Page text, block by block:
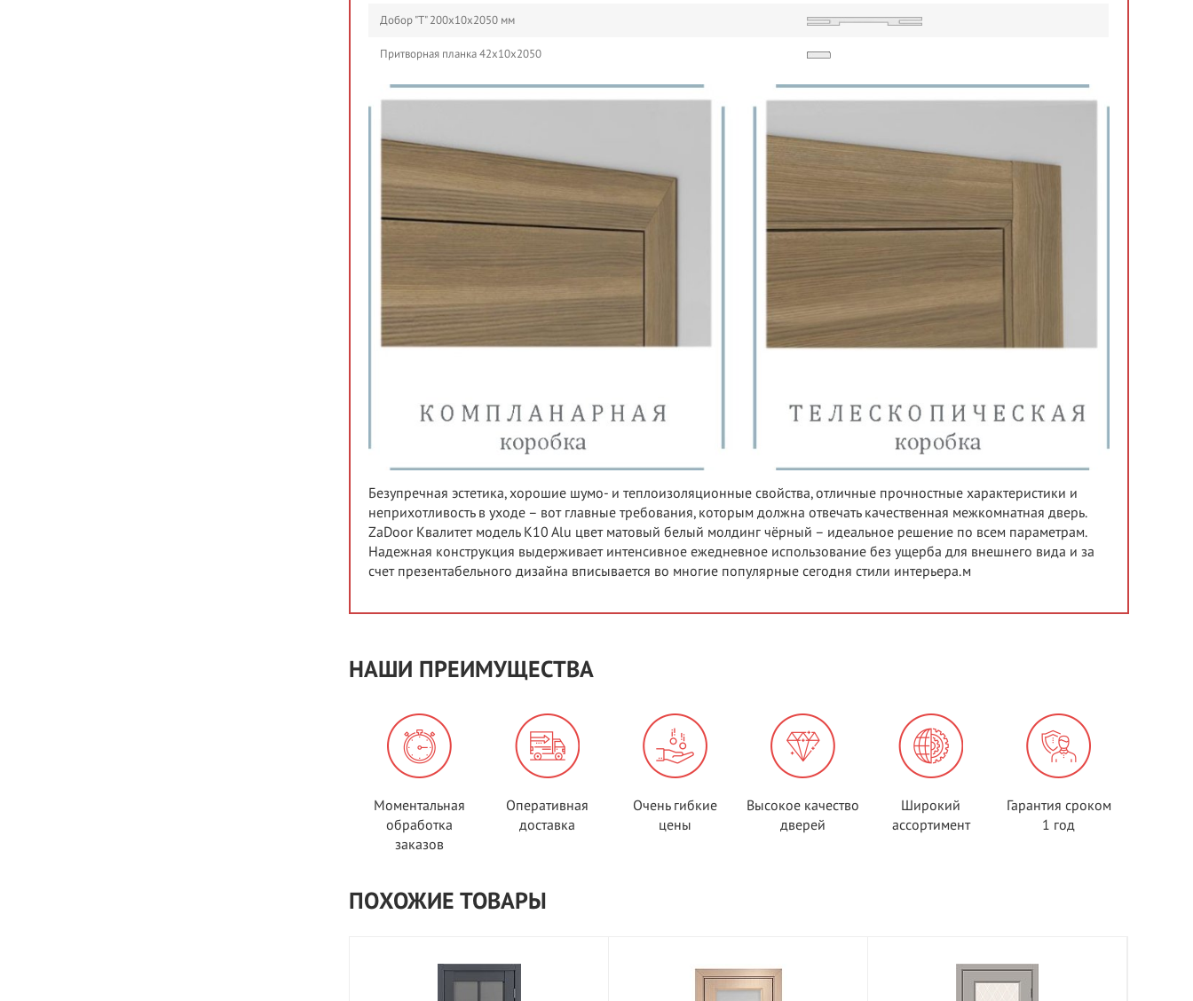
Добор "Т" 200х10х2050 мм
Притворная планка 42х10х2050
Безупречная эстетика, хорошие шумо- и теплоизоляционные свойства, отличные прочностные характеристики и
неприхотливость в уходе – вот главные требования, которым должна отвечать качественная межкомнатная дверь.
ZaDoor Квалитет модель K10 Alu цвет матовый белый молдинг чёрный – идеальное решение по всем параметрам.
Надежная конструкция выдерживает интенсивное ежедневное использование без ущерба для внешнего вида и за
счет презентабельного дизайна вписывается во многие популярные сегодня стили интерьера.м
НАШИ ПРЕИМУЩЕСТВА
Моментальная
обработка
заказов
Оперативная
доставка
Очень гибкие
цены
Высокое качество
дверей
Широкий
ассортимент
Гарантия сроком
1 год
ПОХОЖИЕ ТОВАРЫ